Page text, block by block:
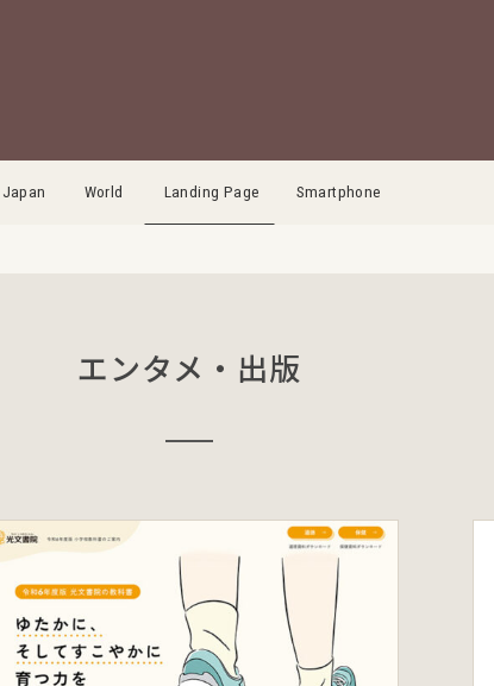
Japan World Landing Page Smartphone
エンタメ・出版